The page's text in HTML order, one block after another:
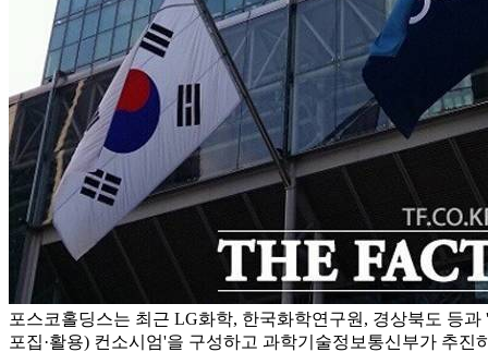
포스코홀딩스는 최근 LG화학, 한국화학연구원, 경상북도 등
포집·활용) 컨소시엄'을 구성하고 과학기술정보통신부가 추진